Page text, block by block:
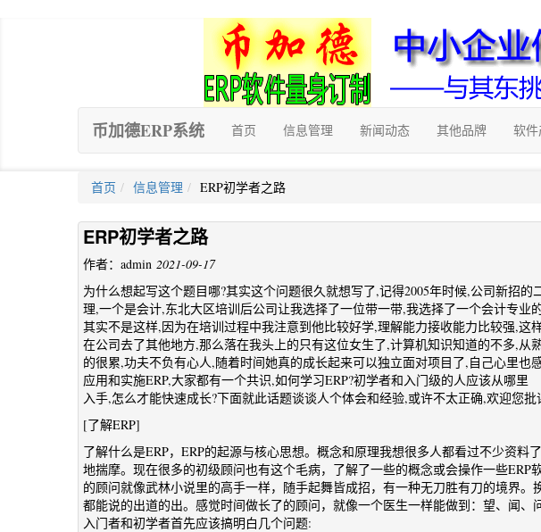
币加德ERP系统 首页 信息管理 新闻动态 其他品牌 软件
首页 信息管理 ERP初学者之路
ERP初学者之路
作者：admin 2021-09-17
为什么想起写这个题目哪?其实这个问题很久就想写了,记得2005年时候,公司新招
理,一个是会计,东北大区培训后公司让我选择了一位带一带,我选择了一个会计专业
其实不是这样,因为在培训过程中我注意到他比较好学,理解能力接收能力比较强,这
在公司去了其他地方,那么落在我头上的只有这位女生了,计算机知识知道的不多,从
的很累,功夫不负有心人,随着时间她真的成长起来可以独立面对项目了,自己心里也
应用和实施ERP,大家都有一个共识,如何学习ERP?初学者和入门级的人应该从哪里
入手,怎么才能快速成长?下面就此话题谈谈人个体会和经验,或许不太正确,欢迎您批
[了解ERP]
了解什么是ERP，ERP的起源与核心思想。概念和原理我想很多人都看过不少资料
地揣摩。现在很多的初级顾问也有这个毛病，了解了一些的概念或会操作一些ERP
的顾问就像武林小说里的高手一样，随手起舞皆成招，有一种无刀胜有刀的境界
都能说的出道的出。感觉时间做长了的顾问，就像一个医生一样能做到：望、闻、
入门者和初学者首先应该搞明白几个问题: